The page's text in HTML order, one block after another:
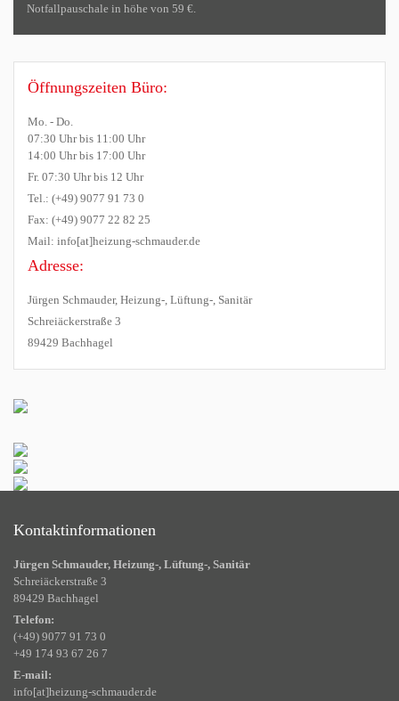
Notfallpauschale in höhe von 59 €.
Öffnungszeiten Büro:
Mo. - Do.
07:30 Uhr bis 11:00 Uhr
14:00 Uhr bis 17:00 Uhr
Fr. 07:30 Uhr bis 12 Uhr
Tel.: (+49) 9077 91 73 0
Fax: (+49) 9077 22 82 25
Mail: info[at]heizung-schmauder.de
Adresse:
Jürgen Schmauder, Heizung-, Lüftung-, Sanitär
Schreiäckerstraße 3
89429 Bachhagel
Kontaktinformationen
Jürgen Schmauder, Heizung-, Lüftung-, Sanitär
Schreiäckerstraße 3
89429 Bachhagel
Telefon:
(+49) 9077 91 73 0
+49 174 93 67 26 7
E-mail:
info[at]heizung-schmauder.de